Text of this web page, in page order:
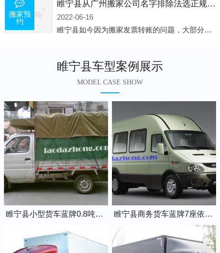
睢宁县从广州搬家公司名字排除法选正规公司
2022-06-16
睢宁县如今因为搬家发票转账的问题，大部分搬家公司都已经注册了营业执照，早5年前基本上所谓的搬家公司都是无注册状态也就是无照营业，由于企业注册量大增所以各种企业信息展示平台如雨后春笋般遍地开花，如：天眼查，企
睢宁县车型案例展示
MODEL CASE SHOW
睢宁县小型货车蓝牌0.8吨小卡车 睢宁县商务货车蓝牌7座依维柯全顺车
搬家预
约